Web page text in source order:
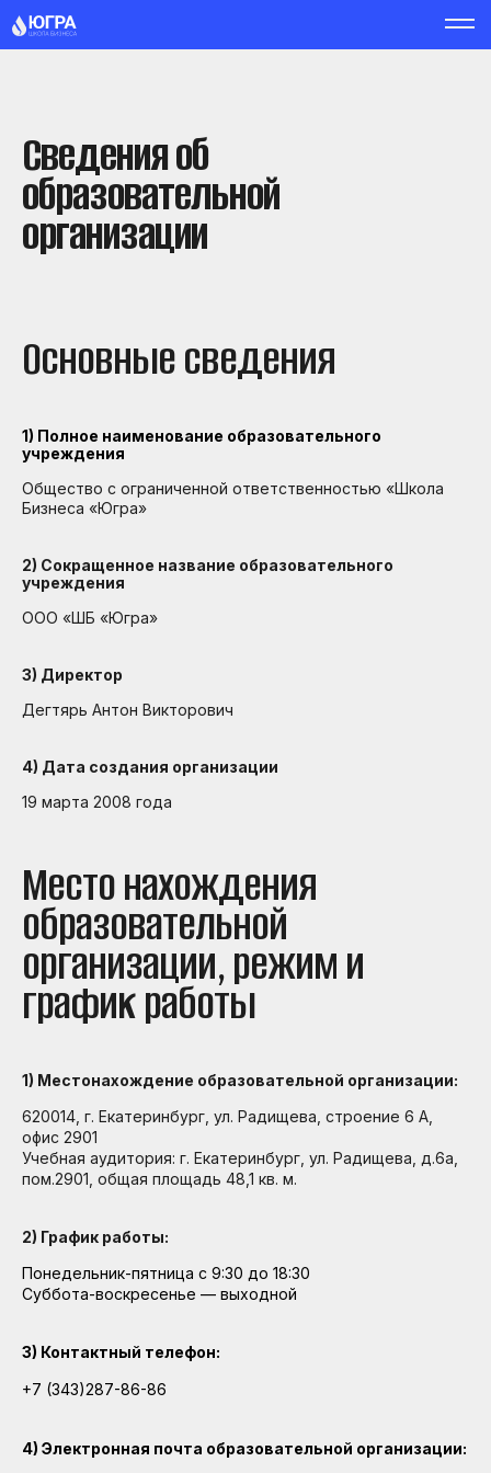
Сведения об
образовательной
организации
Основные сведения
1) Полное наименование образовательного
учреждения
Общество с ограниченной ответственностью «Школа
Бизнеса «Югра»
2) Сокращенное название образовательного
учреждения
ООО «ШБ «Югра»
3) Директор
Дегтярь Антон Викторович
4) Дата создания организации
19 марта 2008 года
Место нахождения
образовательной
организации, режим и
график работы
1) Местонахождение образовательной организации:
620014, г. Екатеринбург, ул. Радищева, строение 6 А,
офис 2901
Учебная аудитория: г. Екатеринбург, ул. Радищева, д.6а,
пом.2901, общая площадь 48,1 кв. м.
2) График работы:
Понедельник-пятница с 9:30 до 18:30
Суббота-воскресенье — выходной
3) Контактный телефон:
+7 (343)287-86-86
4) Электронная почта образовательной организации: